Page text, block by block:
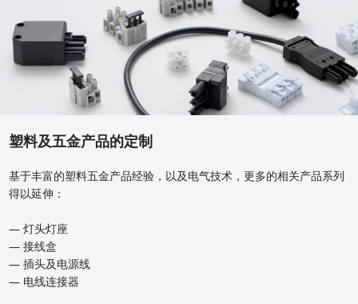
塑料及五金产品的定制
基于丰富的塑料五金产品经验，以及电气技术，更多的相关产品系列
得以延伸：
— 灯头灯座
— 接线盒
— 插头及电源线
— 电线连接器